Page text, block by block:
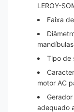
LEROY-
Faixa
Tipo de
motor AC
adequado